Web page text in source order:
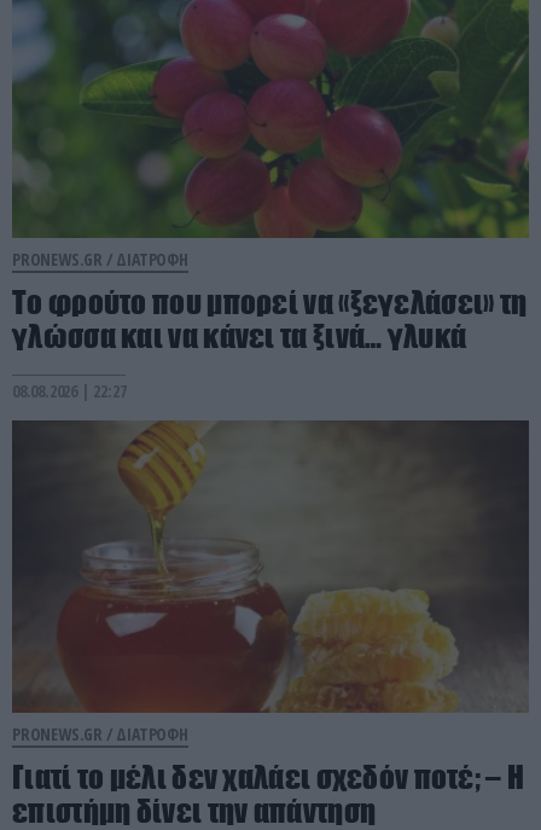
PRONEWS.GR / ΔΙΑΤΡΟΦΗ
Το φρούτο που μπορεί να «ξεγελάσει» τη
γλώσσα και να κάνει τα ξινά… γλυκά
08.08.2026 | 22:27
PRONEWS.GR / ΔΙΑΤΡΟΦΗ
Γιατί το μέλι δεν χαλάει σχεδόν ποτέ; – Η
επιστήμη δίνει την απάντηση